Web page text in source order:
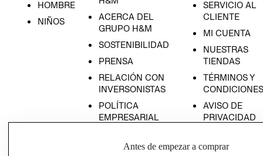
HOMBRE
NIÑOS
ACERCA DEL
GRUPO H&M
SOSTENIBILIDAD
PRENSA
RELACIÓN CON
INVERSONISTAS
POLÍTICA
EMPRESARIAL
SERVICIO AL
CLIENTE
MI CUENTA
NUESTRAS
TIENDAS
TÉRMINOS Y
CONDICIONES
AVISO DE
PRIVACIDAD
AVISO DE
Antes de empezar a comprar